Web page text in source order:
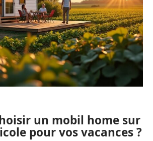
un mobil home sur
pour vos vacances ?